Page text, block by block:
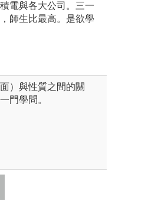
電與各大公司。三一
師生比最高。是欲學
）與性質之間的關
門學問。